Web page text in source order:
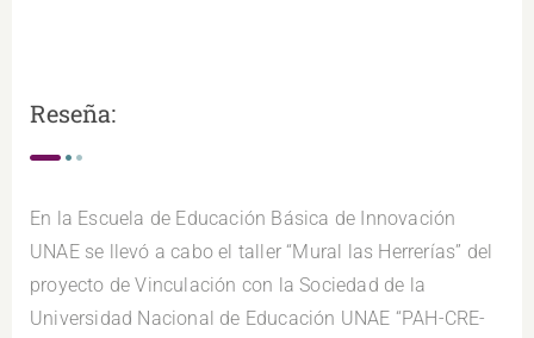
Reseña:
En la Escuela de Educación Básica de Innovación
UNAE se llevó a cabo el taller “Mural las Herrerías” del
proyecto de Vinculación con la Sociedad de la
Universidad Nacional de Educación UNAE “PAH-CRE-